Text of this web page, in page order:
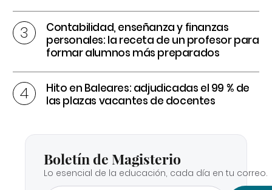
Contabilidad, enseñanza y finanzas
personales: la receta de un profesor para
formar alumnos más preparados
Hito en Baleares: adjudicadas el 99 % de
las plazas vacantes de docentes
Boletín de Magisterio
Lo esencial de la educación, cada día en tu correo.